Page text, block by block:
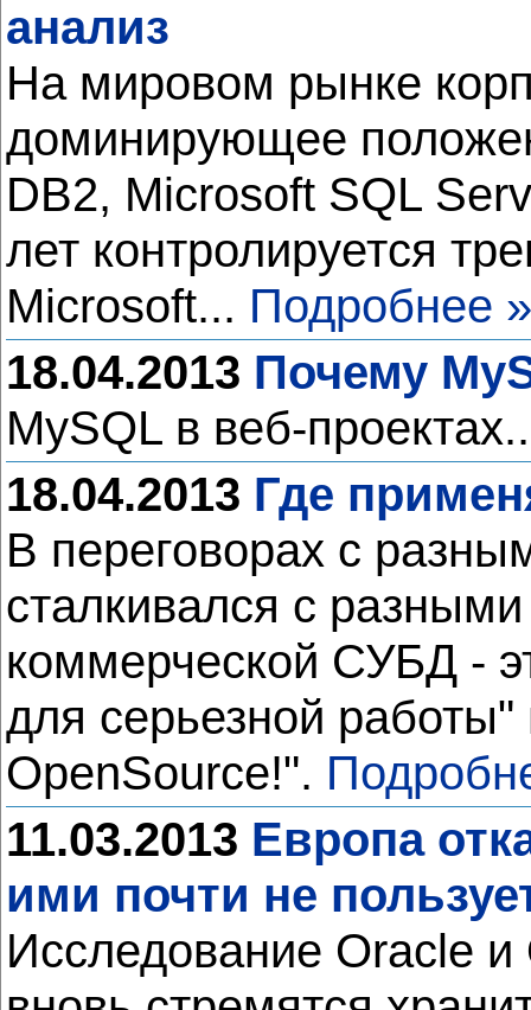
анализ
На мировом рынке
доминирующее
DB2, Microsoft SQL
лет контролируется
Microsoft... Подробнее »
18.04.2013 Почему
MySQL в веб-
18.04.2013 Где
В переговорах с
сталкивался с
коммерческой СУБД -
для серьезной
OpenSource!".
11.03.2013 Европа
ими почти не
Исследование Oracle